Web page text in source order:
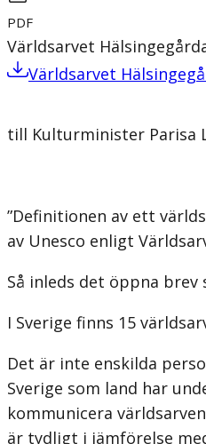
PDF
Världsarvet
Världsarvet
till Kulturminister Parisa
”Definitionen av ett
av Unesco enligt
Så inleds det öppna
I Sverige finns 15
Det är inte enskilda
Sverige som land har
kommunicera
är tydligt i jämförelse